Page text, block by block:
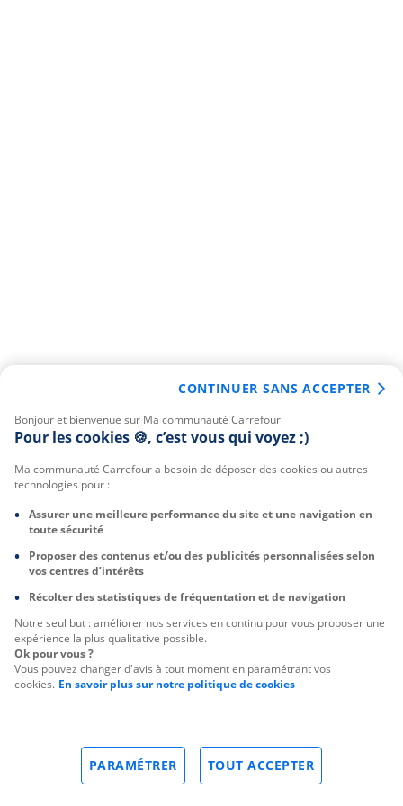
Bonjour et bienvenue sur Ma communauté Carrefour
Pour les cookies 🍪, c’est vous qui voyez ;)
Ma communauté Carrefour a besoin de déposer des cookies ou autres
technologies pour :
Assurer une meilleure performance du site et une navigation en
toute sécurité
Proposer des contenus et/ou des publicités personnalisées selon
vos centres d’intérêts
Récolter des statistiques de fréquentation et de navigation
Notre seul but : améliorer nos services en continu pour vous proposer une
expérience la plus qualitative possible.
Ok pour vous ?
Vous pouvez changer d'avis à tout moment en paramétrant vos
cookies. En savoir plus sur notre politique de cookies
TOUT ACCEPTER
PARAMÉTRER
CONTINUER SANS ACCEPTER